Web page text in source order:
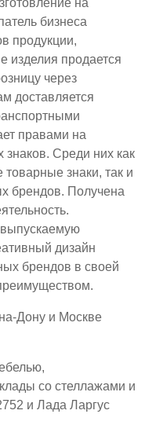
на
бизнеса
продукции,
изделия продается
через
доставляется
правами на
знаков. Среди них как
знаки, так и
брендов. Получена
дизайн
брендов в своей
Дону и Москве
со стеллажами и
и Лада Ларгус